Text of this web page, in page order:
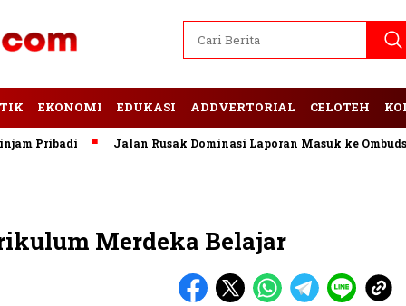
EKONOMI EDUKASI ADDVERTORIAL CELOTEH
Jalan Rusak Dominasi Laporan Masuk ke Ombudsman
Merdeka Belajar